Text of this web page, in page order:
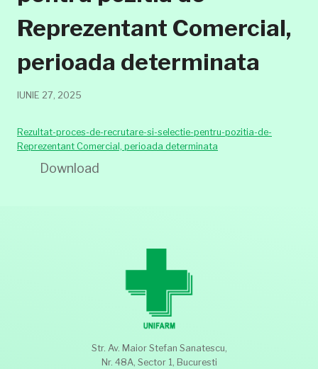
Reprezentant Comercial,
perioada determinata
IUNIE 27, 2025
Rezultat-proces-de-recrutare-si-selectie-pentru-pozitia-de-
Reprezentant Comercial, perioada determinata
Download
Str. Av. Maior Stefan Sanatescu,
Nr. 48A, Sector 1, Bucuresti